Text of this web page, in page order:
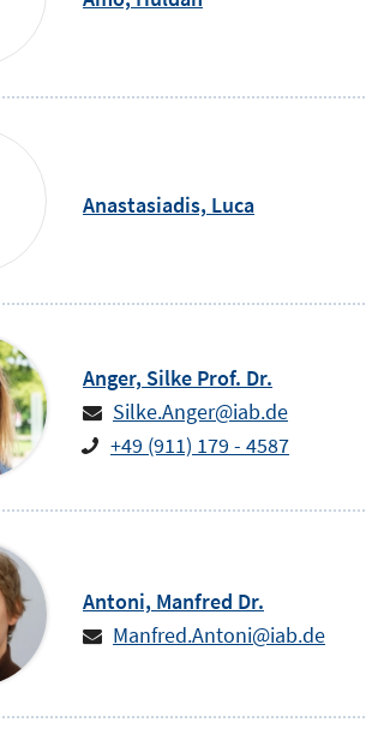
Anastasiadis, Luca
Anger, Silke Prof. Dr.
Silke.Anger@iab.de
+49 (911) 179 - 4587
Antoni, Manfred Dr.
Manfred.Antoni@iab.de